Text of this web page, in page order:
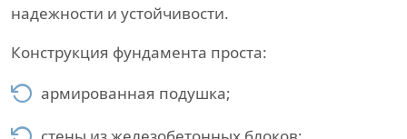
надежности и устойчивости.
Конструкция фундамента проста:
армированная подушка;